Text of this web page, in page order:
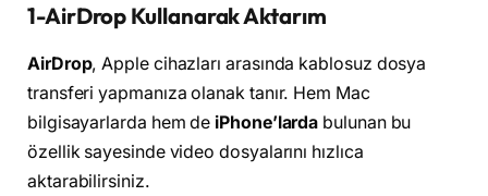
1-AirDrop Kullanarak Aktarım
AirDrop, Apple cihazları arasında kablosuz dosya
transferi yapmanıza olanak tanır. Hem Mac
bilgisayarlarda hem de iPhone’larda bulunan bu
özellik sayesinde video dosyalarını hızlıca
aktarabilirsiniz.